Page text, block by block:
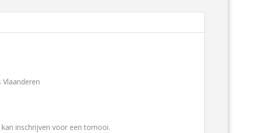
kan inschrijven voor een tornooi.